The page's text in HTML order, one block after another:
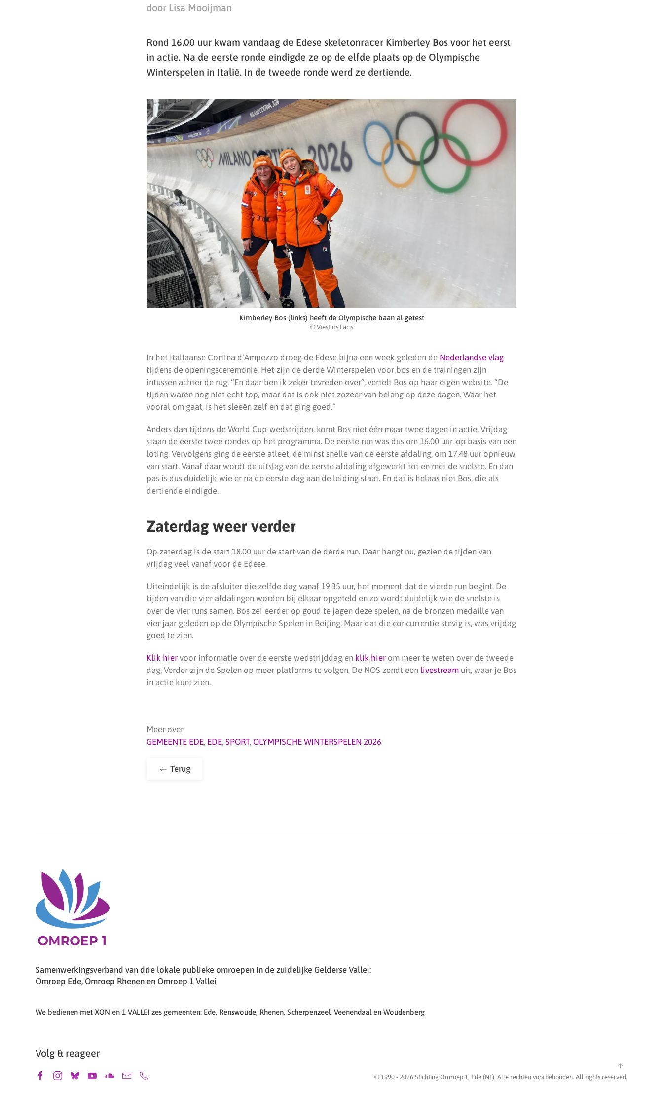
door Lisa Mooijman
Rond 16.00 uur kwam vandaag de Edese skeletonracer Kimberley Bos voor het eerst
in actie. Na de eerste ronde eindigde ze op de elfde plaats op de Olympische
Winterspelen in Italië. In de tweede ronde werd ze dertiende.
Kimberley Bos (links) heeft de Olympische baan al getest
© Viesturs Lacis
In het Italiaanse Cortina d’Ampezzo droeg de Edese bijna een week geleden de Nederlandse vlag
tijdens de openingsceremonie. Het zijn de derde Winterspelen voor bos en de trainingen zijn
intussen achter de rug. “En daar ben ik zeker tevreden over”, vertelt Bos op haar eigen website. “De
tijden waren nog niet echt top, maar dat is ook niet zozeer van belang op deze dagen. Waar het
vooral om gaat, is het sleeën zelf en dat ging goed.”
Anders dan tijdens de World Cup-wedstrijden, komt Bos niet één maar twee dagen in actie. Vrijdag
staan de eerste twee rondes op het programma. De eerste run was dus om 16.00 uur, op basis van een
loting. Vervolgens ging de eerste atleet, de minst snelle van de eerste afdaling, om 17.48 uur opnieuw
van start. Vanaf daar wordt de uitslag van de eerste afdaling afgewerkt tot en met de snelste. En dan
pas is dus duidelijk wie er na de eerste dag aan de leiding staat. En dat is helaas niet Bos, die als
dertiende eindigde.
Zaterdag weer verder
Op zaterdag is de start 18.00 uur de start van de derde run. Daar hangt nu, gezien de tijden van
vrijdag veel vanaf voor de Edese.
Uiteindelijk is de afsluiter die zelfde dag vanaf 19.35 uur, het moment dat de vierde run begint. De
tijden van die vier afdalingen worden bij elkaar opgeteld en zo wordt duidelijk wie de snelste is
over de vier runs samen. Bos zei eerder op goud te jagen deze spelen, na de bronzen medaille van
vier jaar geleden op de Olympische Spelen in Beijing. Maar dat die concurrentie stevig is, was vrijdag
goed te zien.
Klik hier voor informatie over de eerste wedstrijddag en klik hier om meer te weten over de tweede
dag. Verder zijn de Spelen op meer platforms te volgen. De NOS zendt een livestream uit, waar je Bos
in actie kunt zien.
Meer over
GEMEENTE EDE, EDE, SPORT, OLYMPISCHE WINTERSPELEN 2026
Terug
Samenwerkingsverband van drie lokale publieke omroepen in de zuidelijke Gelderse Vallei:
Omroep Ede, Omroep Rhenen en Omroep 1 Vallei
We bedienen met XON en 1 VALLEI zes gemeenten: Ede, Renswoude, Rhenen, Scherpenzeel, Veenendaal en Woudenberg
Volg & reageer
© 1990 - 2026 Stichting Omroep 1, Ede (NL). Alle rechten voorbehouden. All rights reserved.